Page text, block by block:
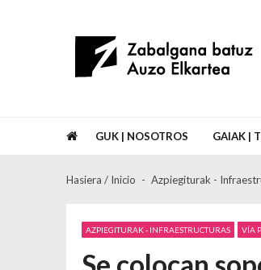
Asociación de Vecinos
GUK | NOSOTROS GAIAK |
Hasiera / Inicio Azpiegiturak -
AZPIEGITURAK - INFRAESTRUCTURAS VÍA